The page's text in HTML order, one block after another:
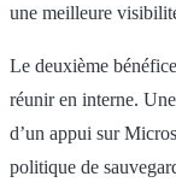
une meilleure
Le deuxième
réunir en interne.
d’un appui sur
politique de